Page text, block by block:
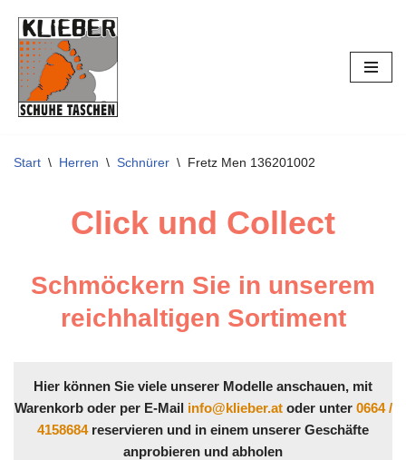
Zum
Inhalt
springen
Start \ Herren \ Schnürer \ Fretz Men 136201002
Click und Collect
Schmöckern Sie in unserem
reichhaltigen Sortiment
Hier können Sie viele unserer Modelle anschauen, mit
Warenkorb oder per E-Mail info@klieber.atoder unter 0664 /
4158684reservieren und in einem unserer Geschäfte
anprobieren und abholen